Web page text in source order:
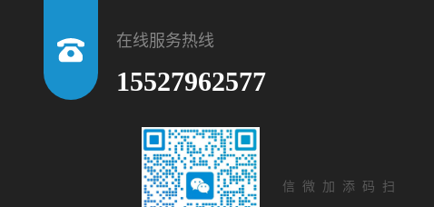
在线服务热线
15527962577
扫码添加微信